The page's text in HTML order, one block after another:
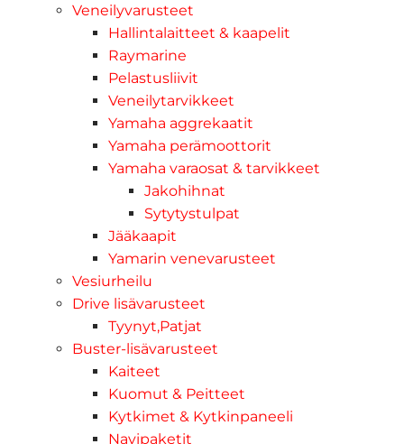
Veneilyvarusteet
Hallintalaitteet & kaapelit
Raymarine
Pelastusliivit
Veneilytarvikkeet
Yamaha aggrekaatit
Yamaha perämoottorit
Yamaha varaosat & tarvikkeet
Jakohihnat
Sytytystulpat
Jääkaapit
Yamarin venevarusteet
Vesiurheilu
Drive lisävarusteet
Tyynyt,Patjat
Buster-lisävarusteet
Kaiteet
Kuomut & Peitteet
Kytkimet & Kytkinpaneeli
Navipaketit